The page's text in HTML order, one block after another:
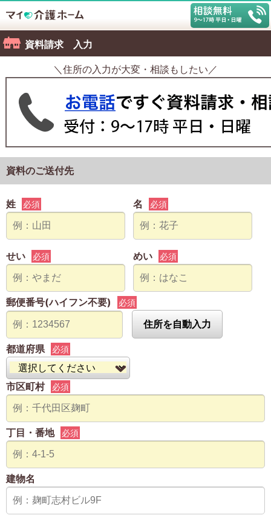
資料請求 入力
＼住所の入力が大変・相談もしたい／
資料のご送付先
姓 必須 名 必須
せい 必須 めい 必須
郵便番号(ハイフン不要) 必須
住所を自動入力
都道府県 必須
市区町村 必須
丁目・番地 必須
建物名